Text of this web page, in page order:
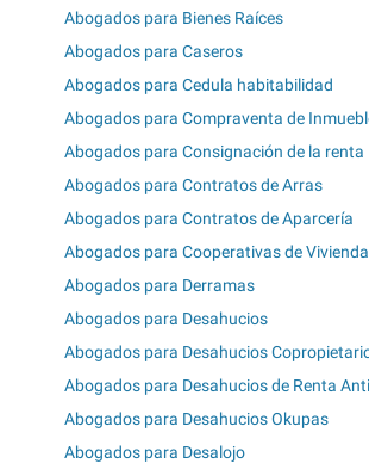
Abogados para Bienes Raíces
Abogados para Caseros
Abogados para Cedula habitabilidad
Abogados para Compraventa de
Abogados para Consignación de la renta
Abogados para Contratos de Arras
Abogados para Contratos de Aparcería
Abogados para Cooperativas de
Abogados para Derramas
Abogados para Desahucios
Abogados para Desahucios
Abogados para Desahucios de Renta
Abogados para Desahucios Okupas
Abogados para Desalojo